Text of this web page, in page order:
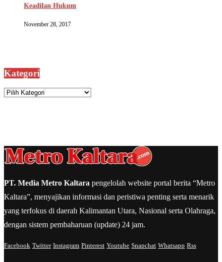
Keadilan Hukum
November 28, 2017
Kategori
Kategori
PT. Media Metro Kaltara pengelolah website portal berita “Metro
Kaltara”, menyajikan informasi dan peristiwa penting serta menarik
yang terfokus di daerah Kalimantan Utara, Nasional serta Olahraga,
dengan sistem pembaharuan (update) 24 jam.
Facebook Twitter Instagram Pinterest Youtube Snapchat Whatsapp Rss